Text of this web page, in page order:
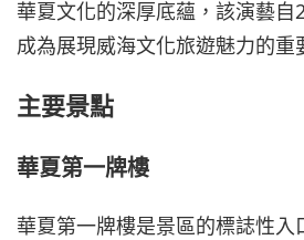
華夏文化的深厚底蘊，該演藝自
成為展現威海文化旅遊魅力的重
主要景點
華夏第一牌樓
華夏第一牌樓是景區的標誌性入